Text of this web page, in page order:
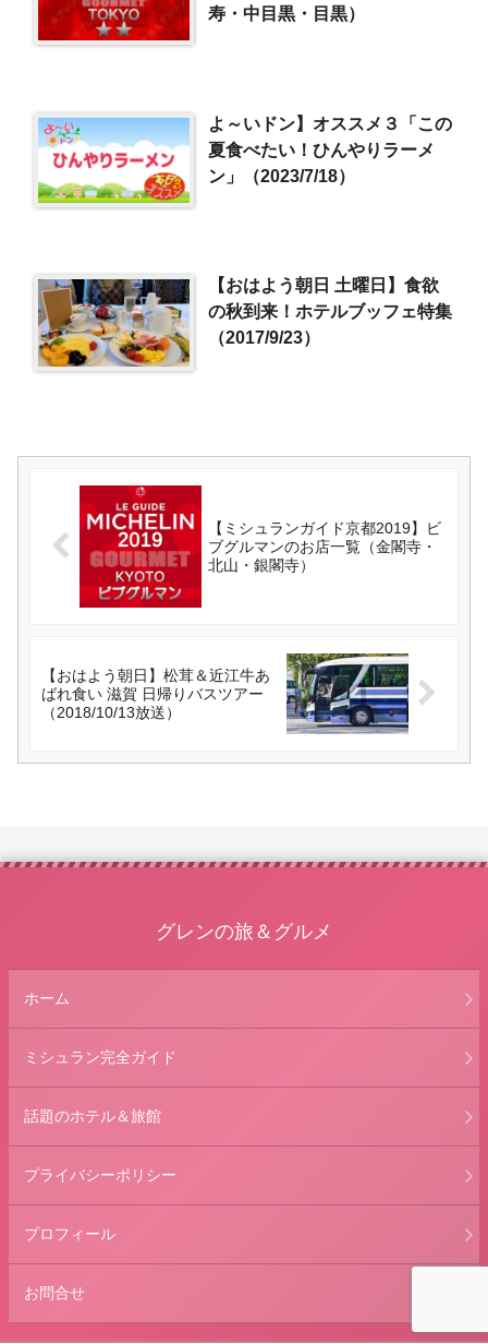
寿・中目黒・目黒）
よ～いドン】オススメ３「この
夏食べたい！ひんやりラーメ
ン」（2023/7/18）
【おはよう朝日 土曜日】食欲
の秋到来！ホテルブッフェ特集
（2017/9/23）
【ミシュランガイド京都2019】ビ
ブグルマンのお店一覧（金閣寺・
北山・銀閣寺）
【おはよう朝日】松茸＆近江牛あ
ばれ食い 滋賀 日帰りバスツアー
（2018/10/13放送）
グレンの旅＆グルメ
ホーム
ミシュラン完全ガイド
話題のホテル＆旅館
プライバシーポリシー
プロフィール
お問合せ